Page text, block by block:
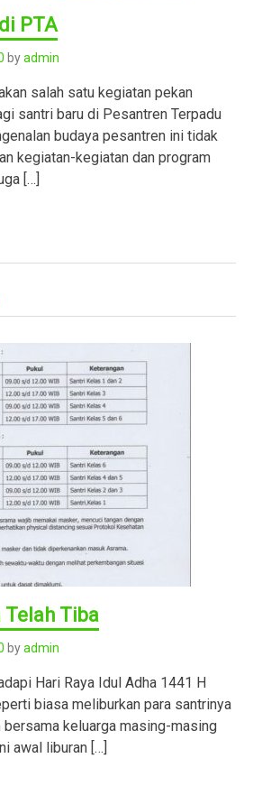
PTA
byadmin
salah satu kegiatan pekan
santri baru di Pesantren Terpadu
budaya pesantren ini tidak
kegiatan-kegiatan dan program
[…]
Telah Tiba
byadmin
Hari Raya Idul Adha 1441 H
biasa meliburkan para santrinya
keluarga masing-masing
awal liburan […]